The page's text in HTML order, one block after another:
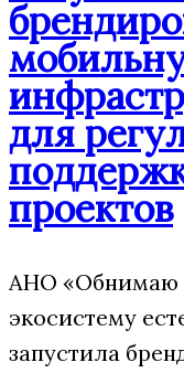
для
проектов
АНО «Обнимаю
экосистему
запустила